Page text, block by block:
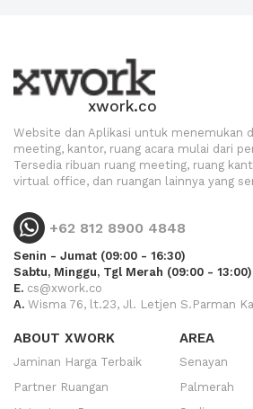
xwork.co
Website dan Aplikasi untuk menemukan
meeting, kantor, ruang acara mulai dari
Tersedia ribuan ruang meeting, ruang
virtual office, dan ruangan lainnya yang
+62 812 8900 4848
Senin - Jumat (09:00 - 16:30)
Sabtu, Minggu, Tgl Merah (09:00 - 13:00)
E. cs@xwork.co
A. Wisma 76, lt.23, Jl. Letjen S.Parman
ABOUT XWORK
Jaminan Harga Terbaik
Partner Ruangan
AREA
Senayan
Palmerah